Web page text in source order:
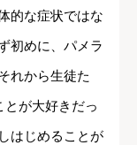
的な症状ではな
初めに、パメラ
れから生徒た
とが大好きだっ
はじめることが